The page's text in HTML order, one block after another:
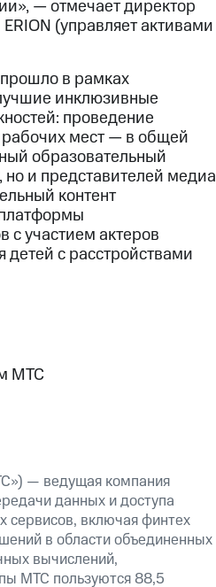
— отмечает директор
(управляет активами
в рамках
инклюзивные
проведение
рабочих мест — в общей
образовательный
но и представителей медиа
контент
с участием актеров
детей с расстройствами
МТС
— ведущая компания
данных и доступа
сервисов, включая финтех
в области объединенных
вычислений,
МТС пользуются 88,5